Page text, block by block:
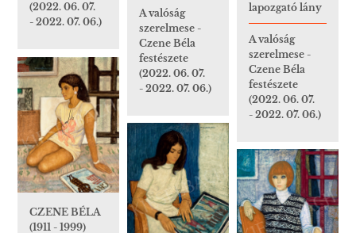
(2022. 06. 07.
- 2022. 07. 06.)
A valóság
szerelmese -
Czene Béla
festészete
(2022. 06. 07.
- 2022. 07. 06.)
lapozgató lány
A valóság
szerelmese -
Czene Béla
festészete
(2022. 06. 07.
- 2022. 07. 06.)
CZENE BÉLA
(1911 - 1999)